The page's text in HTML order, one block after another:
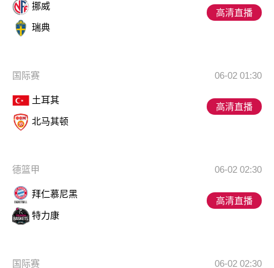
挪威
瑞典
高清直播
国际赛 06-02 01:30
土耳其
北马其顿
高清直播
德篮甲 06-02 02:30
拜仁慕尼黑
特力康
高清直播
国际赛 06-02 02:30